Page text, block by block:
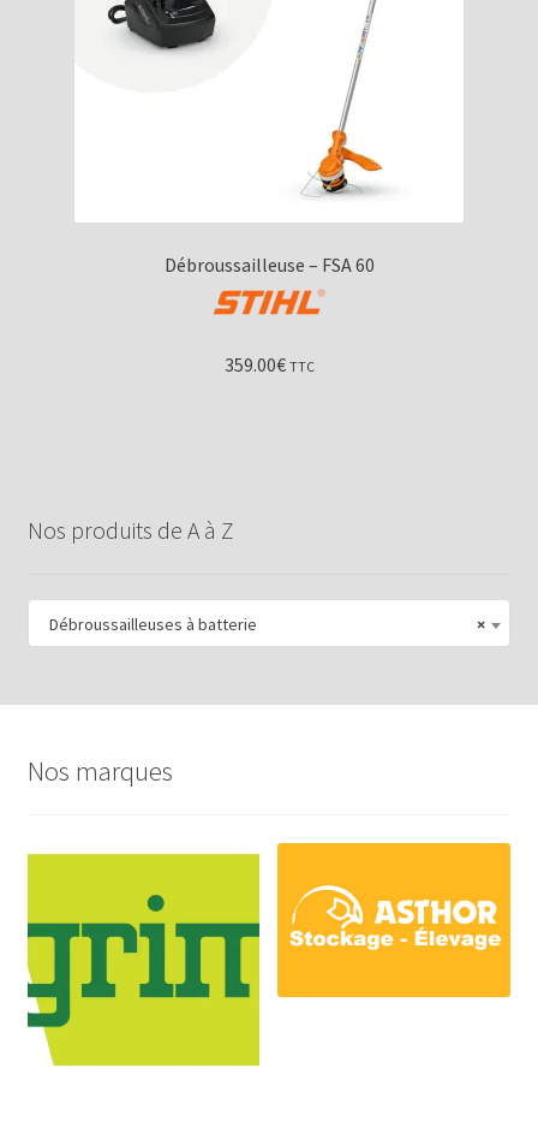
Débroussailleuse – FSA 60
359.00€ TTC
Nos produits de A à Z
×
Débroussailleuses à batterie
Nos marques